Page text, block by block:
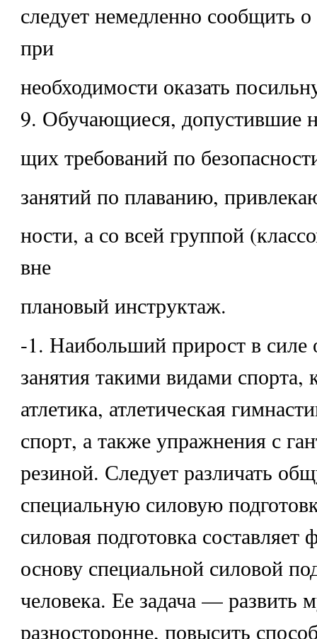
следует немедленно сообщить
при
необходимости оказать
9. Обучающиеся, допустившие
щих требований по
занятий по плаванию,
ности, а со всей группой
вне
плановый инструктаж.
-1. Наибольший прирост в силе
занятия такими видами спорта,
атлетика, атлетическая
спорт, а также упражнения с
резиной. Следует различать
специальную силовую
силовая подготовка
основу специальной силовой
человека. Ее задача — развить
разносторонне, повысить